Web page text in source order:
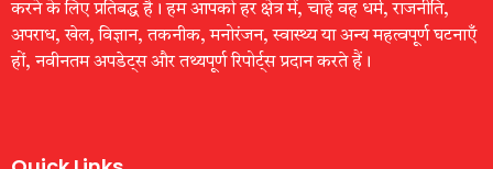
करने के लिए प्रतिबद्ध है। हम आपको हर क्षेत्र में, चाहे वह धर्म, राजनीति,
अपराध, खेल, विज्ञान, तकनीक, मनोरंजन, स्वास्थ्य या अन्य महत्वपूर्ण घटनाएँ
हों, नवीनतम अपडेट्स और तथ्यपूर्ण रिपोर्ट्स प्रदान करते हैं।